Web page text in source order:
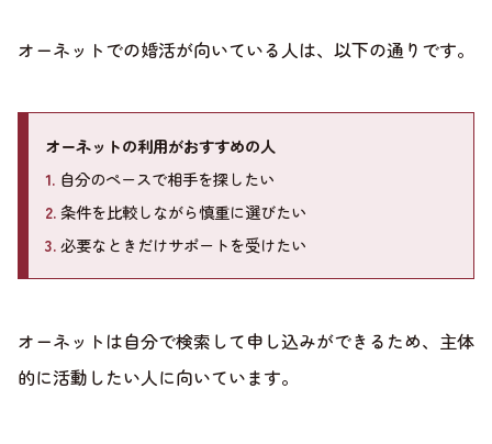
オーネットでの婚活が向いている人は、以下の通りです。
オーネットの利用がおすすめの人
1. 自分のペースで相手を探したい
2.条件を比較しながら慎重に選びたい
3.必要なときだけサポートを受けたい
オーネットは自分で検索して申し込みができるため、主体
的に活動したい人に向いています。